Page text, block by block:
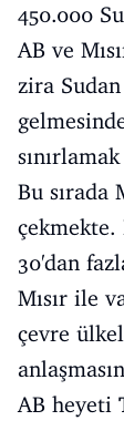
450.000
AB ve
zira
Bu sırada
çekmekte.
30'dan
Mısır ile
çevre
AB heyeti